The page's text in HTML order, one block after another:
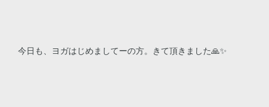
今日も、ヨガはじめましてーの方。きて頂きました🙏✨